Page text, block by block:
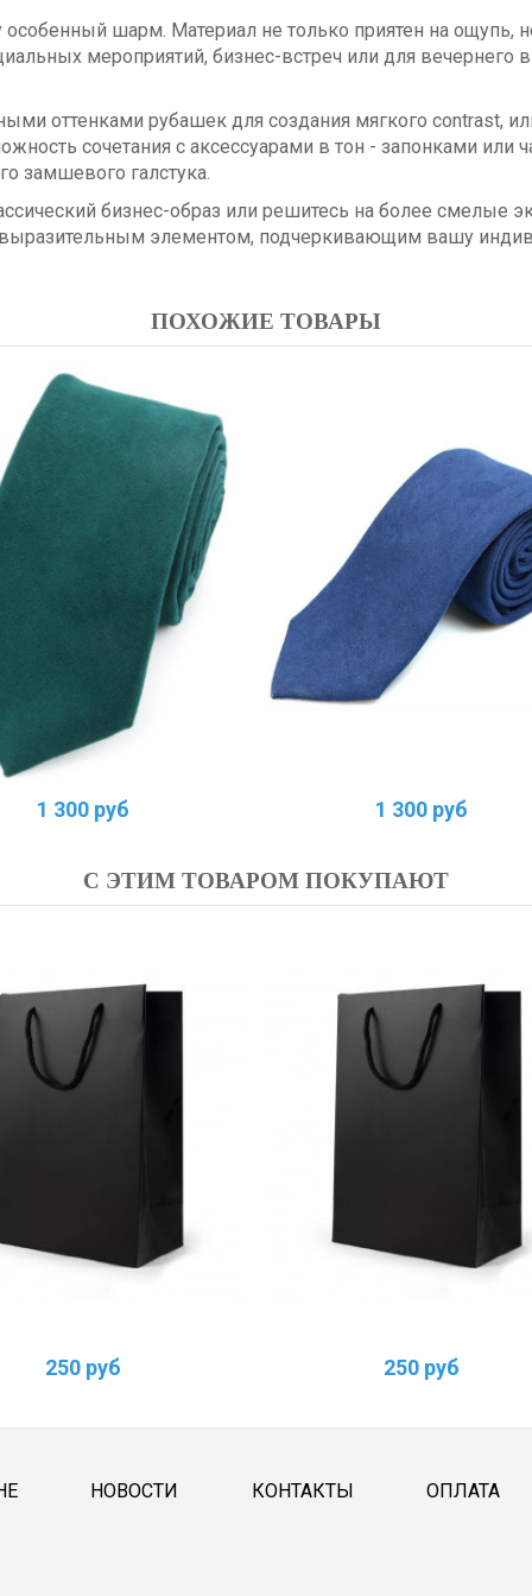
особенный шарм. Материал не только приятен на ощупь,
мероприятий, бизнес-встреч или для вечернего
оттенками рубашек для создания мягкого contrast,
сочетания с аксессуарами в тон - запонками
замшевого галстука.
бизнес-образ или решитесь на более смелые
элементом, подчеркивающим вашу
ПОХОЖИЕ ТОВАРЫ
1 300 руб 1 300 руб
С ЭТИМ ТОВАРОМ ПОКУПАЮТ
250 руб 250 руб
НОВОСТИ КОНТАКТЫ ОПЛАТА